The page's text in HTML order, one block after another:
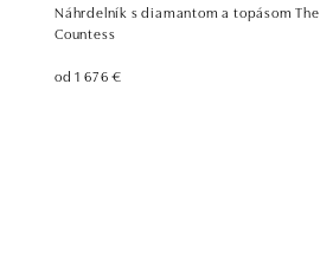
Náhrdelník s diamantom a topásom The
Countess
od 1 676 €